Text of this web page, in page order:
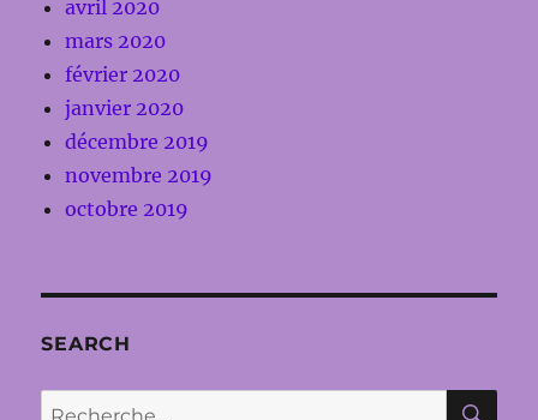
avril 2020
mars 2020
février 2020
janvier 2020
décembre 2019
novembre 2019
octobre 2019
SEARCH
Recherche